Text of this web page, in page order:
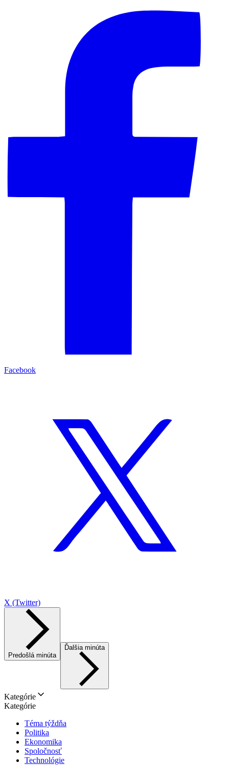
Facebook
X (Twitter)
Predošlá minúta
Ďalšia minúta
Kategórie
Kategórie
Téma týždňa
Politika
Ekonomika
Spoločnosť
Technológie